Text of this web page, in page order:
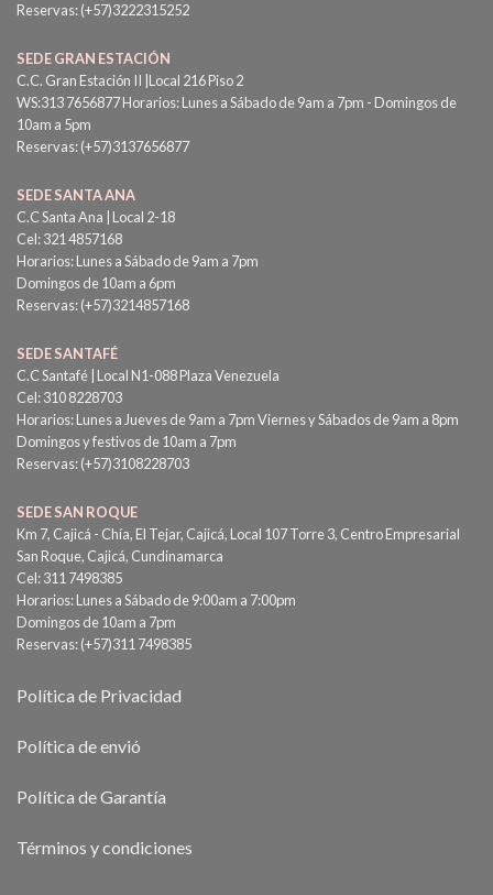
Reservas: (+57)3222315252
SEDE GRAN ESTACIÓN
C.C. Gran Estación II |Local 216 Piso 2
WS:313 7656877 Horarios: Lunes a Sábado de 9am a 7pm - Domingos de
10am a 5pm
Reservas: (+57)3137656877
SEDE SANTA ANA
C.C Santa Ana | Local 2-18
Cel: 321 4857168
Horarios: Lunes a Sábado de 9am a 7pm
Domingos de 10am a 6pm
Reservas: (+57)3214857168
SEDE SANTAFÉ
C.C Santafé | Local N1-088 Plaza Venezuela
Cel: 310 8228703
Horarios: Lunes a Jueves de 9am a 7pm Viernes y Sábados de 9am a 8pm
Domingos y festivos de 10am a 7pm
Reservas: (+57)3108228703
SEDE SAN ROQUE
Km 7, Cajicá - Chía, El Tejar, Cajicá, Local 107 Torre 3, Centro Empresarial
San Roque, Cajicá, Cundinamarca
Cel: 311 7498385
Horarios: Lunes a Sábado de 9:00am a 7:00pm
Domingos de 10am a 7pm
Reservas: (+57)311 7498385
Política de Privacidad
Política de envió
Política de Garantía
Términos y condiciones